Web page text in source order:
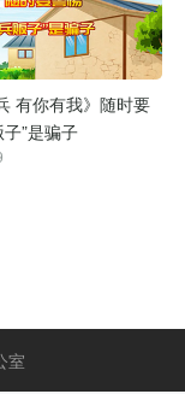
有你有我》随时要
”是骗子
室